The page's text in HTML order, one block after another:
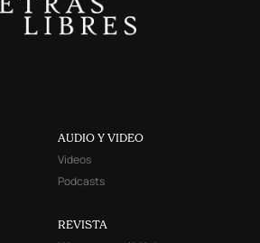
AUDIO Y VIDEO
Videos
Podcasts
REVISTA